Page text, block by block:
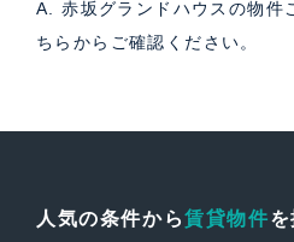
A. 赤坂グランドハウスの物件
ちら からご確認ください。
人気の条件から賃貸物件